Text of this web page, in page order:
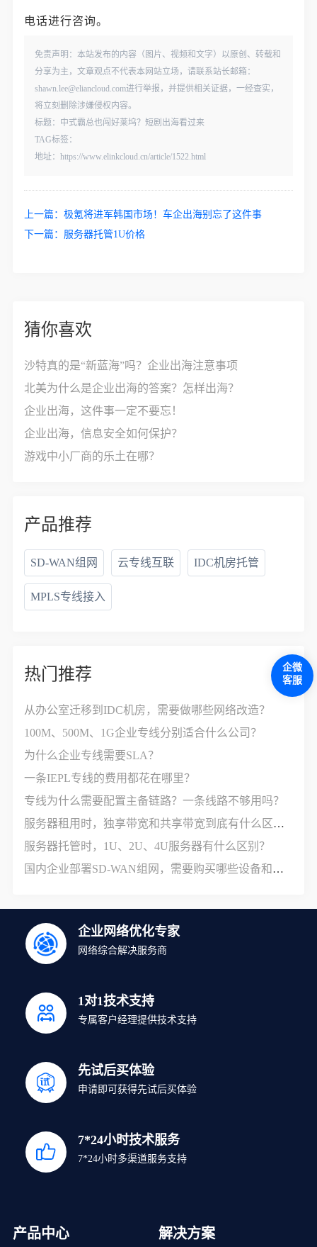
电话进行咨询。
免责声明：本站发布的内容（图片、视频和文字）以原创、转载和
分享为主，文章观点不代表本网站立场，请联系站长邮箱：
shawn.lee@eliancloud.com进行举报，并提供相关证据，一经查实，
将立刻删除涉嫌侵权内容。
标题：中式霸总也闯好莱坞？短剧出海看过来
TAG标签：
地址：https://www.elinkcloud.cn/article/1522.html
上一篇：极氪将进军韩国市场！车企出海别忘了这件事
下一篇： 服务器托管1U价格
猜你喜欢
沙特真的是“新蓝海”吗？企业出海注意事项
北美为什么是企业出海的答案？怎样出海？
企业出海，这件事一定不要忘！
企业出海，信息安全如何保护？
游戏中小厂商的乐土在哪？
产品推荐
SD-WAN组网 云专线互联 IDC机房托管
MPLS专线接入
热门推荐
从办公室迁移到IDC机房，需要做哪些网络改造？
100M、500M、1G企业专线分别适合什么公司？
为什么企业专线需要SLA？
一条IEPL专线的费用都花在哪里？
专线为什么需要配置主备链路？一条线路不够用吗？
服务器租用时，独享带宽和共享带宽到底有什么区别？
服务器托管时，1U、2U、4U服务器有什么区别？
国内企业部署SD-WAN组网，需要购买哪些设备和服务？
企业网络优化专家
网络综合解决服务商
1对1技术支持
专属客户经理提供技术支持
先试后买体验
申请即可获得先试后买体验
7*24小时技术服务
7*24小时多渠道服务支持
产品中心 解决方案
企微
客服